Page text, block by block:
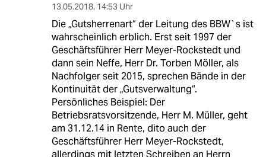
13.05.2018, 14:53 Uhr
Die „Gutsherrenart“ der Leitung des BBW`s ist
wahrscheinlich erblich. Erst seit 1997 der
Geschäftsführer Herr Meyer-Rockstedt und
dann sein Neffe, Herr Dr. Torben Möller, als
Nachfolger seit 2015, sprechen Bände in der
Kontinuität der „Gutsverwaltung“.
Persönliches Beispiel: Der
Betriebsratsvorsitzende, Herr M. Müller, geht
am 31.12.14 in Rente, dito auch der
Geschäftsführer Herr Meyer-Rockstedt,
allerdings mit letzten Schreiben an Herrn